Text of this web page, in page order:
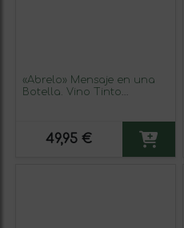
«Ábrelo» Mensaje en una
Botella. Vino Tinto
49,95 €